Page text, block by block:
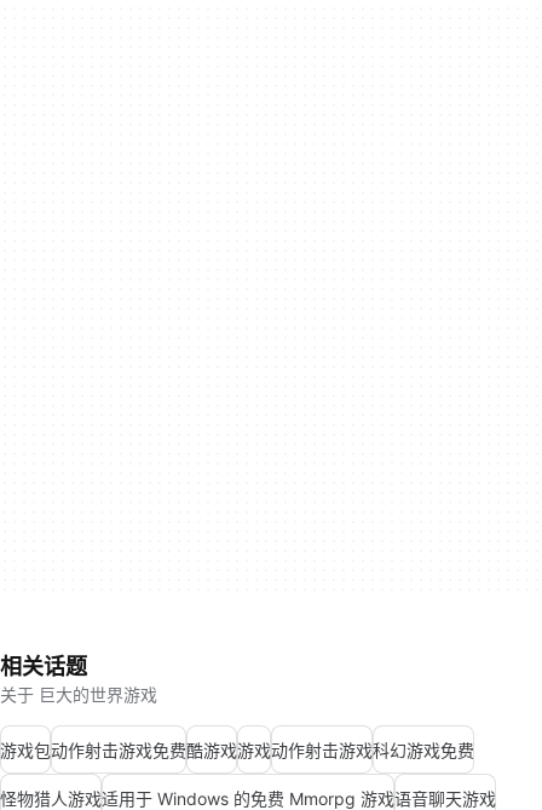
相关话题
关于 巨大的世界游戏
游戏包动作射击游戏免费酷游戏游戏动作射击游戏科幻游戏免费
怪物猎人游戏适用于 Windows 的免费 Mmorpg 游戏语音聊天游戏